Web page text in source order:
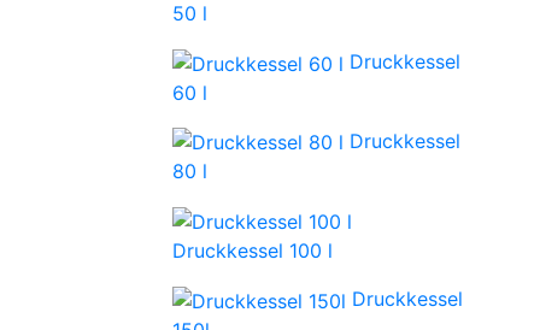
50 l
Druckkessel
60 l
Druckkessel
80 l
Druckkessel 100 l
Druckkessel